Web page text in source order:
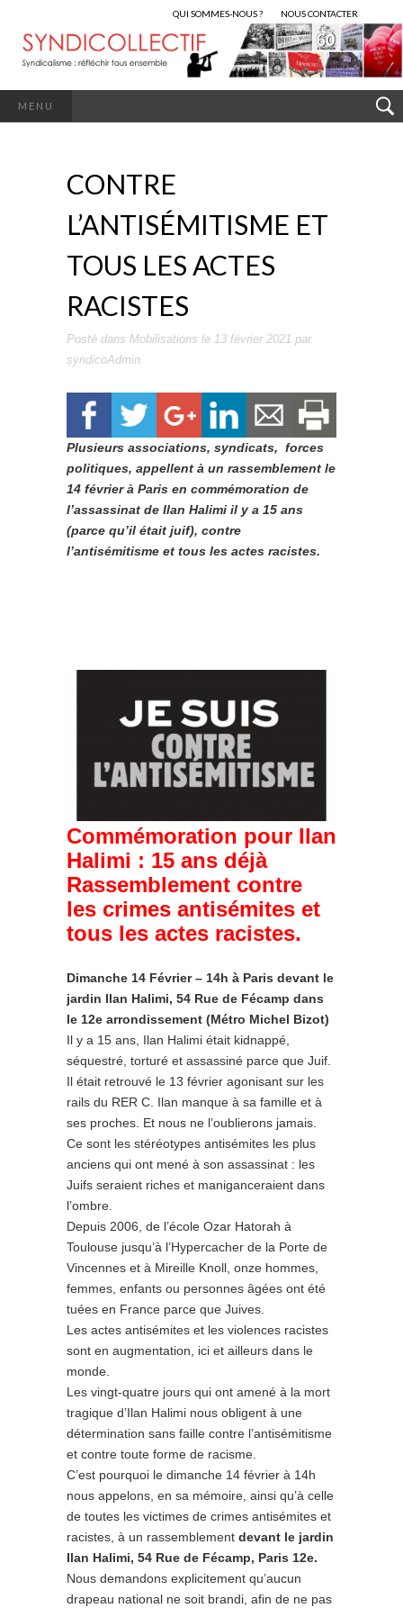
QUI SOMMES-NOUS ? NOUS CONTACTER
MENU
CONTRE
L’ANTISÉMITISME ET
TOUS LES ACTES
RACISTES
Posté dans Mobilisations le 13 février 2021 par
syndicoAdmin.
Plusieurs associations, syndicats, forces
politiques, appellent à un rassemblement le
14 février à Paris en commémoration de
l’assassinat de Ilan Halimi il y a 15 ans
(parce qu’il était juif), contre
l’antisémitisme et tous les actes racistes.
Commémoration pour Ilan
Halimi : 15 ans déjà
Rassemblement contre
les crimes antisémites et
tous les actes racistes.
Dimanche 14 Février – 14h à Paris devant le
jardin Ilan Halimi, 54 Rue de Fécamp dans
le 12e arrondissement (Métro Michel Bizot)
Il y a 15 ans, Ilan Halimi était kidnappé,
séquestré, torturé et assassiné parce que Juif.
Il était retrouvé le 13 février agonisant sur les
rails du RER C. Ilan manque à sa famille et à
ses proches. Et nous ne l’oublierons jamais.
Ce sont les stéréotypes antisémites les plus
anciens qui ont mené à son assassinat : les
Juifs seraient riches et maniganceraient dans
l’ombre.
Depuis 2006, de l’école Ozar Hatorah à
Toulouse jusqu’à l’Hypercacher de la Porte de
Vincennes et à Mireille Knoll, onze hommes,
femmes, enfants ou personnes âgées ont été
tuées en France parce que Juives.
Les actes antisémites et les violences racistes
sont en augmentation, ici et ailleurs dans le
monde.
Les vingt-quatre jours qui ont amené à la mort
tragique d’Ilan Halimi nous obligent à une
détermination sans faille contre l’antisémitisme
et contre toute forme de racisme.
C’est pourquoi le dimanche 14 février à 14h
nous appelons, en sa mémoire, ainsi qu’à celle
de toutes les victimes de crimes antisémites et
racistes, à un rassemblement devant le jardin
Ilan Halimi, 54 Rue de Fécamp, Paris 12e.
Nous demandons explicitement qu’aucun
drapeau national ne soit brandi, afin de ne pas